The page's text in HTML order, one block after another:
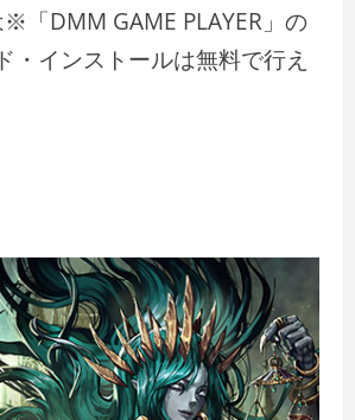
※「DMM GAME PLAYER」の
・インストールは無料で行え